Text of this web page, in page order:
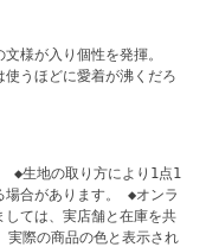
様が入り個性を発揮。
うほどに愛着が沸くだろ
◆生地の取り方により1点1
場合があります。 ◆オンラ
ては、実店舗と在庫を共
実際の商品の色と表示され